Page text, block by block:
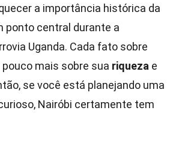
a importância histórica da
ponto central durante a
Uganda. Cada fato sobre
mais sobre sua riqueza e
se você está planejando uma
Nairóbi certamente tem